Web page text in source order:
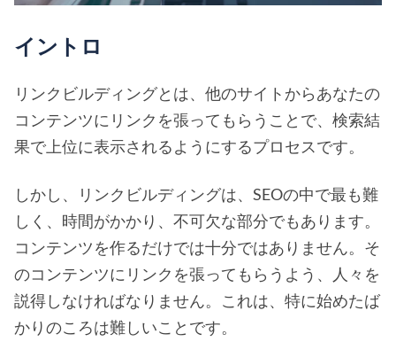
イントロ
リンクビルディングとは、他のサイトからあなたの
コンテンツにリンクを張ってもらうことで、検索結
果で上位に表示されるようにするプロセスです。
しかし、リンクビルディングは、SEOの中で最も難
しく、時間がかかり、不可欠な部分でもあります。
コンテンツを作るだけでは十分ではありません。そ
のコンテンツにリンクを張ってもらうよう、人々を
説得しなければなりません。これは、特に始めたば
かりのころは難しいことです。